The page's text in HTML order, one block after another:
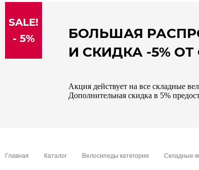
special price
SALE!
- 5%
БОЛЬШАЯ
И СКИДКА -5%
Акция действует на все складные
Дополнительная скидка в 5%
Главная Каталог Велосипеды категории Складные